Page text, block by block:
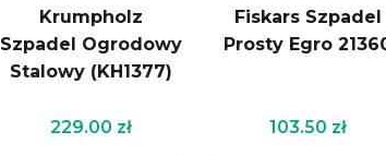
Krumpholz
Szpadel Ogrodowy
Stalowy (KH1377)
229.00 zł
Fiskars Szpadel
Prosty Egro
103.50 zł